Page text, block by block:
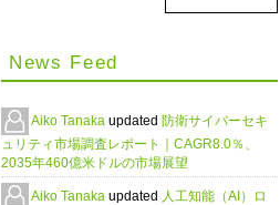
News Feed
Aiko Tanaka updated 防衛サイバーセキ
ュリティ市場調査レポート｜CAGR8.0％、
2035年460億米ドルの市場展望
Aiko Tanaka updated 人工知能（AI）ロ